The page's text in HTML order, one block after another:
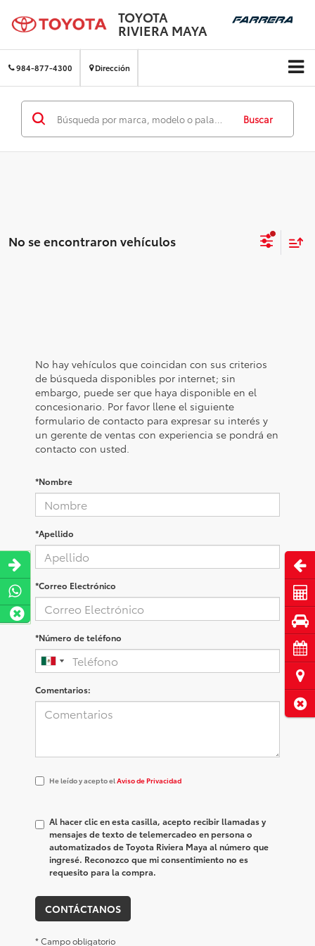
TOYOTA
RIVIERA MAYA
984-877-4300 Dirección
Buscar
No se encontraron vehículos
No hay vehículos que coincidan con sus criterios
de búsqueda disponibles por internet; sin
embargo, puede ser que haya disponible en el
concesionario. Por favor llene el siguiente
formulario de contacto para expresar su interés y
un gerente de ventas con experiencia se pondrá en
contacto con usted.
*Nombre
*Apellido
*Correo Electrónico
*Número de teléfono
Comentarios:
He
el
<a
href='/privacy.aspx'
target='_blank'>Aviso
de
He leído y acepto elAviso de Privacidad
Al hacer clic en esta casilla, acepto recibir llamadas y
mensajes de texto de telemercadeo en persona o
automatizados de Toyota Riviera Maya al número que
ingresé. Reconozco que mi consentimiento no es
requesito para la compra.
CONTÁCTANOS
* Campo obligatorio